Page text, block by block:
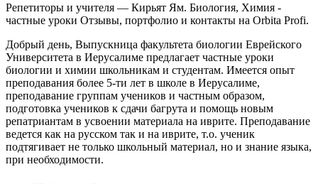
Репетиторы и учителя — Кирьят Ям. Биология, Химия -
частные уроки Отзывы, портфолио и контакты на Orbita Profi.
Добрый день, Выпускница факультета биологии Еврейского
Университета в Иерусалиме предлагает частные уроки
биологии и химии школьникам и студентам. Имеется опыт
преподавания более 5-ти лет в школе в Иерусалиме,
преподавание группам учеников и частным образом,
подготовка учеников к сдачи багрута и помощь новым
репатриантам в усвоении материала на иврите. Преподавание
ведется как на русском так и на иврите, т.о. ученик
подтягивает не только школьный материал, но и знание языка,
при необходимости.